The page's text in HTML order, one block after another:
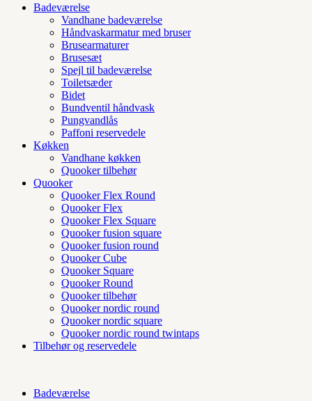
Badeværelse
Vandhane badeværelse
Håndvaskarmatur med bruser
Brusearmaturer
Brusesæt
Spejl til badeværelse
Toiletsæder
Bidet
Bundventil håndvask
Pungvandlås
Paffoni reservedele
Køkken
Vandhane køkken
Quooker tilbehør
Quooker
Quooker Flex Round
Quooker Flex
Quooker Flex Square
Quooker fusion square
Quooker fusion round
Quooker Cube
Quooker Square
Quooker Round
Quooker tilbehør
Quooker nordic round
Quooker nordic square
Quooker nordic round twintaps
Tilbehør og reservedele
Badeværelse